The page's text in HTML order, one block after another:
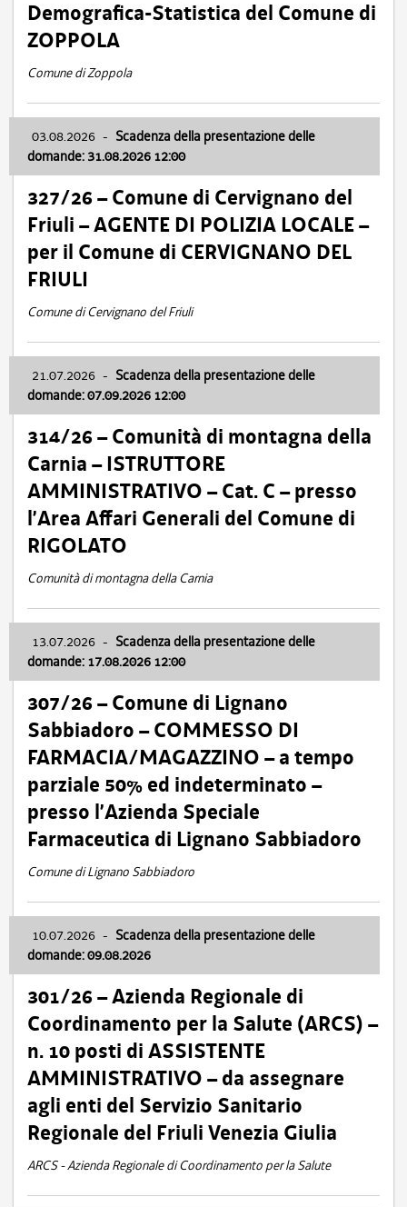
Demografica-Statistica del Comune di
ZOPPOLA
Comune di Zoppola
03.08.2026 - Scadenza della presentazione delle
domande: 31.08.2026 12:00
327/26 – Comune di Cervignano del
Friuli – AGENTE DI POLIZIA LOCALE –
per il Comune di CERVIGNANO DEL
FRIULI
Comune di Cervignano del Friuli
21.07.2026 - Scadenza della presentazione delle
domande: 07.09.2026 12:00
314/26 – Comunità di montagna della
Carnia – ISTRUTTORE
AMMINISTRATIVO – Cat. C – presso
l’Area Affari Generali del Comune di
RIGOLATO
Comunità di montagna della Carnia
13.07.2026 - Scadenza della presentazione delle
domande: 17.08.2026 12:00
307/26 – Comune di Lignano
Sabbiadoro – COMMESSO DI
FARMACIA/MAGAZZINO – a tempo
parziale 50% ed indeterminato –
presso l’Azienda Speciale
Farmaceutica di Lignano Sabbiadoro
Comune di Lignano Sabbiadoro
10.07.2026 - Scadenza della presentazione delle
domande: 09.08.2026
301/26 – Azienda Regionale di
Coordinamento per la Salute (ARCS) –
n. 10 posti di ASSISTENTE
AMMINISTRATIVO – da assegnare
agli enti del Servizio Sanitario
Regionale del Friuli Venezia Giulia
ARCS - Azienda Regionale di Coordinamento per la Salute